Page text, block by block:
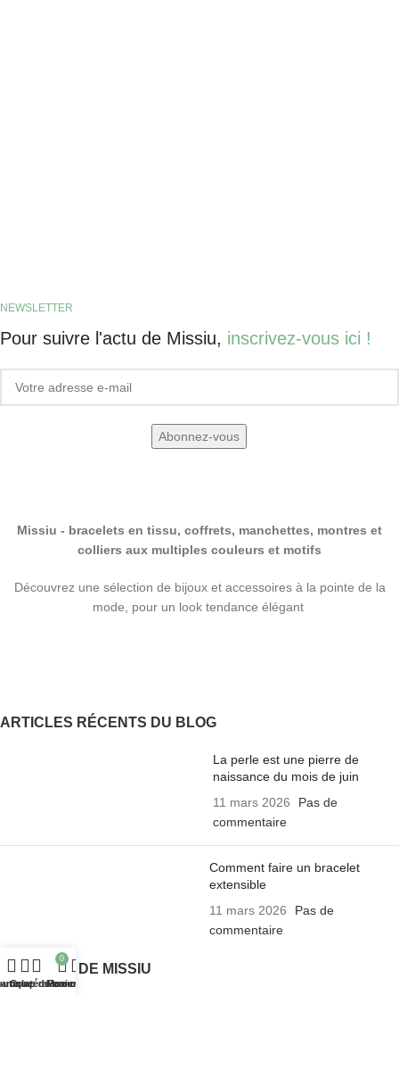
NEWSLETTER
Pour suivre l'actu de Missiu, inscrivez-vous ici !
Missiu - bracelets en tissu, coffrets, manchettes, montres et
colliers aux multiples couleurs et motifs
Découvrez une sélection de bijoux et accessoires à la pointe de la
mode, pour un look tendance élégant
ARTICLES RÉCENTS DU BLOG
La perle est une pierre de
naissance du mois de juin
11 mars 2026
Pas de
commentaire
Comment faire un bracelet
extensible
11 mars 2026
Pas de
commentaire
A PROPOS DE MISSIU
latérale
Coup de cœur
0
Panier
Mon compte